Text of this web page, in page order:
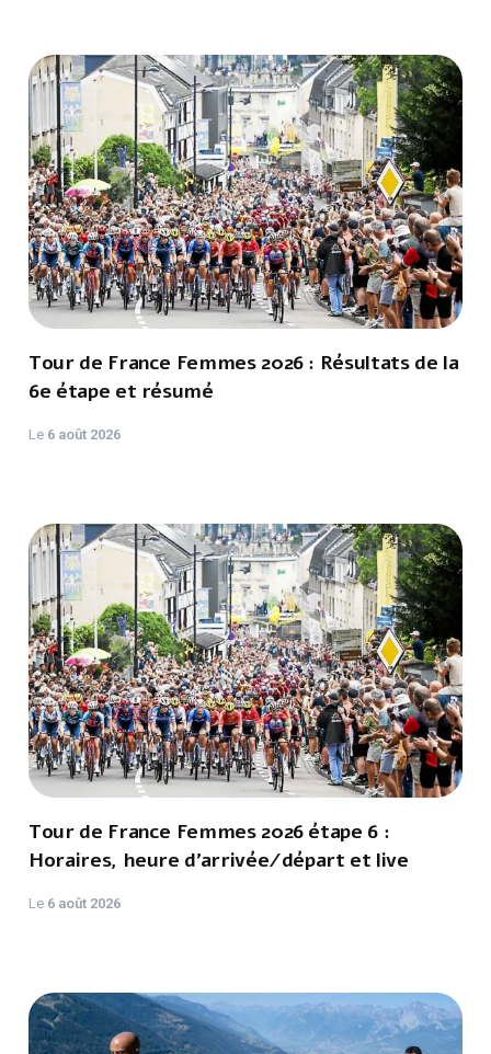
Tour de France Femmes 2026 : Résultats de la
6e étape et résumé
Le 6 août 2026
Tour de France Femmes 2026 étape 6 :
Horaires, heure d'arrivée/départ et live
Le 6 août 2026